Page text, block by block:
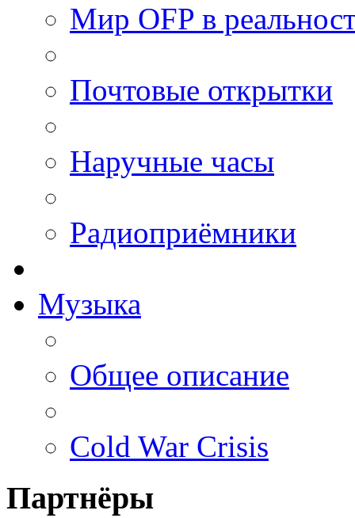
Мир OFP в
Почтовые открытки
Наручные часы
Радиоприёмники
Музыка
Общее описание
Cold War Crisis
Партнёры